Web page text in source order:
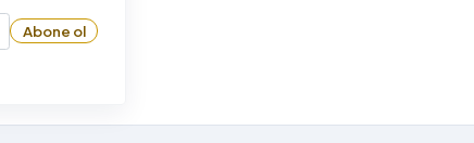
2027
Abone ol